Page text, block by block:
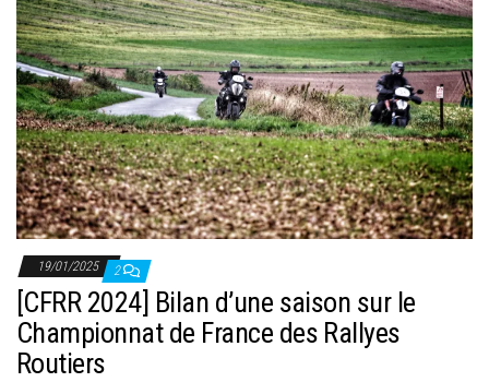
19/01/2025 2
[CFRR 2024] Bilan d’une saison sur le
Championnat de France des Rallyes
Routiers